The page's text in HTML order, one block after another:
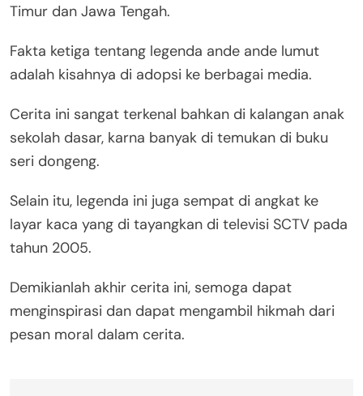
Timur dan Jawa Tengah.
Fakta ketiga tentang legenda ande ande lumut
adalah kisahnya di adopsi ke berbagai media.
Cerita ini sangat terkenal bahkan di kalangan anak
sekolah dasar, karna banyak di temukan di buku
seri dongeng.
Selain itu, legenda ini juga sempat di angkat ke
layar kaca yang di tayangkan di televisi SCTV pada
tahun 2005.
Demikianlah akhir cerita ini, semoga dapat
menginspirasi dan dapat mengambil hikmah dari
pesan moral dalam cerita.